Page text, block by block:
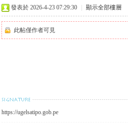
發表於 2026-4-23 07:29:30 顯示全部樓層
此帖僅作者可見
https://ugelsatipo.gob.pe